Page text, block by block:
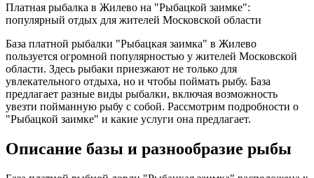
Платная рыбалка в Жилево на "Рыбацкой заимке":
популярный отдых для жителей Московской области
База платной рыбалки "Рыбацкая заимка" в Жилево
пользуется огромной популярностью у жителей Московской
области. Здесь рыбаки приезжают не только для
увлекательного отдыха, но и чтобы поймать рыбу. База
предлагает разные виды рыбалки, включая возможность
увезти пойманную рыбу с собой. Рассмотрим подробности о
"Рыбацкой заимке" и какие услуги она предлагает.
Описание базы и разнообразие рыбы